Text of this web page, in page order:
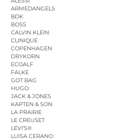
ARMEDANGELS
BDK
BOSS
CALVIN KLEIN
CLINIQUE
COPENHAGEN
DRYKORN
ECOALF
FALKE
GOT BAG
HUGO
JACK & JONES
KAPTEN & SON
LA PRAIRIE
LE CREUSET
LEVI’S®
LUISA CERANO